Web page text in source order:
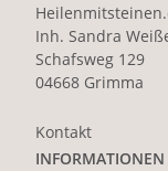
Inh. Sandra
Schafsweg 129
04668 Grimma
Kontakt
INFORMATIONEN